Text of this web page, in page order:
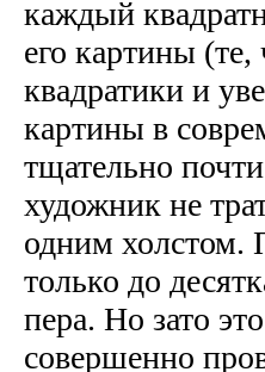
каждый
его картины
квадратики и
картины в
тщательно
художник не
одним холстом.
только до
пера. Но зато
совершенно